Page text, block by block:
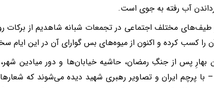
آب رفته به جوی است.
طیف‌های مختلف اجتماعی در تجمعات شبانه شاهدیم از برکات
را کسب کرده و اکنون از میوه‌های بس گوارای آن در این
بهارِ پس از جنگِ رمضان، حاشیه خیابان‌ها و دور میادین
– با پرچم‌ ایران و تصاویر رهبری شهید دیده می‌شوند که